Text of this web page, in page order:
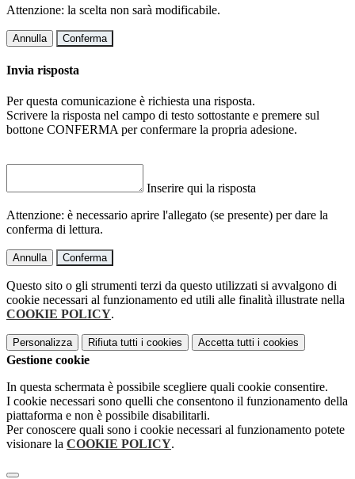
Attenzione: la scelta non sarà modificabile.
Annulla Conferma
Invia risposta
Per questa comunicazione è richiesta una risposta.
Scrivere la risposta nel campo di testo sottostante e premere sul
bottone CONFERMA per confermare la propria adesione.
Inserire qui la risposta
Attenzione: è necessario aprire l'allegato (se presente) per dare la
conferma di lettura.
Annulla Conferma
Questo sito o gli strumenti terzi da questo utilizzati si avvalgono di
cookie necessari al funzionamento ed utili alle finalità illustrate nella
COOKIE POLICY.
Personalizza Rifiuta tutti i cookies Accetta tutti i cookies
Gestione cookie
In questa schermata è possibile scegliere quali cookie consentire.
I cookie necessari sono quelli che consentono il funzionamento della
piattaforma e non è possibile disabilitarli.
Per conoscere quali sono i cookie necessari al funzionamento potete
visionare la COOKIE POLICY.